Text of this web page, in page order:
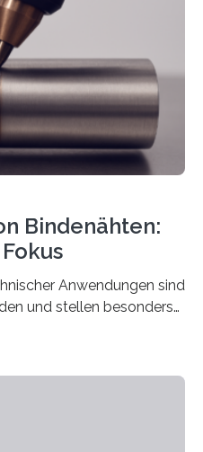
dient dazu, die Software
Zur Messe FACHPACK
Nürnberg…
Bindenähten:
Anwendungen sind
und stellen besonders
dar.